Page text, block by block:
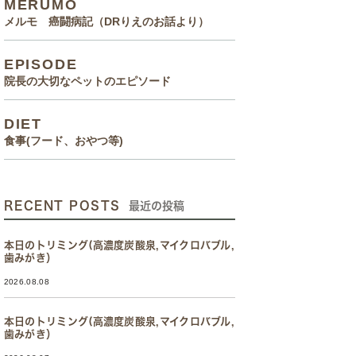
MERUMO
メルモ 癌闘病記（DRりえのお話より）
EPISODE
院長の大切なペットのエピソード
DIET
食事(フード、おやつ等)
RECENT POSTS 最近の投稿
本日のトリミング(高濃度炭酸泉,マイクロバブル,
歯みがき）
2026.08.08
本日のトリミング(高濃度炭酸泉,マイクロバブル,
歯みがき）